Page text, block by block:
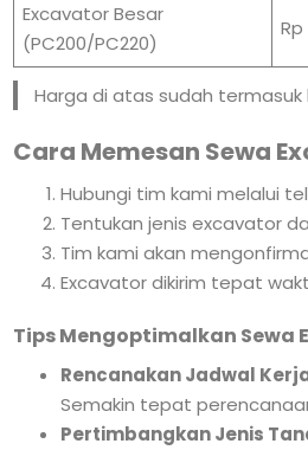
Excavator Besar
(PC200/PC220)
Harga di atas sudah
Cara Memesan Sewa
Hubungi tim kami melalui
Tentukan jenis excavator
Tim kami akan
Excavator dikirim tepat
Tips Mengoptimalkan Sewa
Rencanakan Jadwal
Semakin tepat
Pertimbangkan Jenis